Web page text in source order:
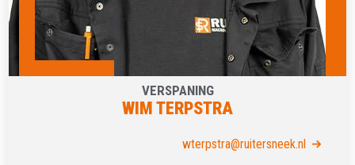
VERSPANING
WIM TERPSTRA
wterpstra@ruitersneek.nl